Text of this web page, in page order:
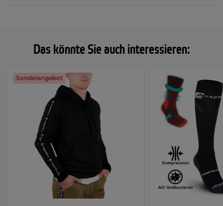
Das könnte Sie auch interessieren:
Sonderangebot